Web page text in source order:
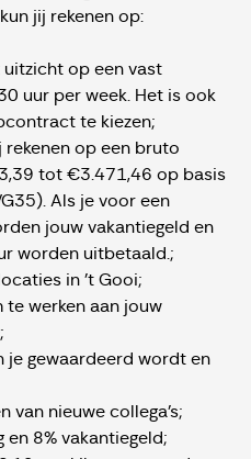
jij rekenen op:
op een vast
uur per week. Het is ook
te kiezen;
rekenen op een bruto
tot €3.471,46 op basis
Als je voor een
jouw vakantiegeld en
worden uitbetaald.;
in 't Gooi;
te werken aan jouw
je gewaardeerd wordt en
van nieuwe collega’s;
en 8% vakantiegeld;